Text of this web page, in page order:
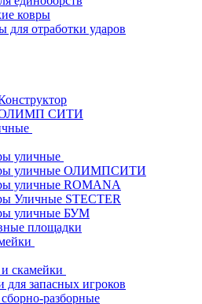
ковры
для отработки ударов
ОЛИМП СИТИ
уличные
уличные ОЛИМПСИТИ
уличные ROMANA
Уличные STECTER
уличные БУМ
площадки
скамейки
для запасных игроков
разборные